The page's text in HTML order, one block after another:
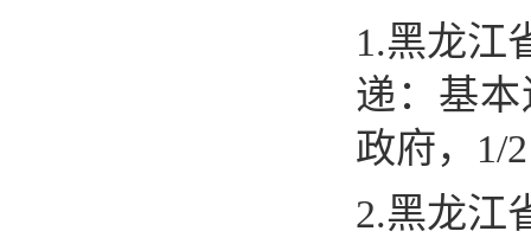
1.黑龙江
递：基
政府， 1/2
2.黑龙江